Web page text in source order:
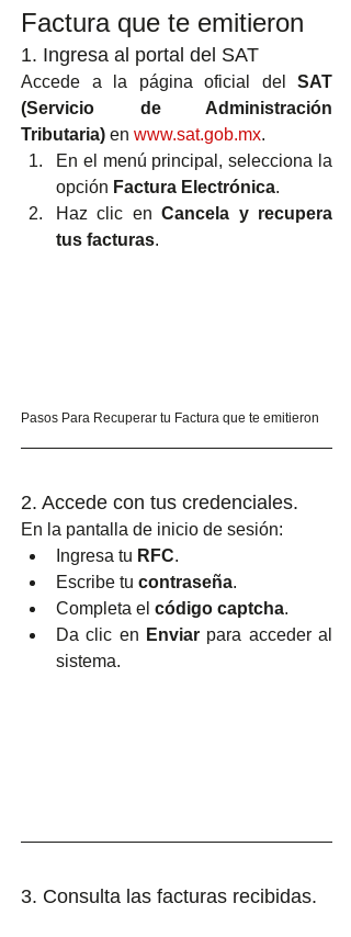
Factura que te emitieron
1. Ingresa al portal del SAT
Accede a la página oficial del SAT
(Servicio de Administración
Tributaria) en www.sat.gob.mx.
En el menú principal, selecciona la
opción Factura Electrónica.
Haz clic en Cancela y recupera
tus facturas.
Pasos Para Recuperar tu Factura que te emitieron
2. Accede con tus credenciales.
En la pantalla de inicio de sesión:
Ingresa tu RFC.
Escribe tu contraseña.
Completa el código captcha.
Da clic en Enviar para acceder al
sistema.
3. Consulta las facturas recibidas.